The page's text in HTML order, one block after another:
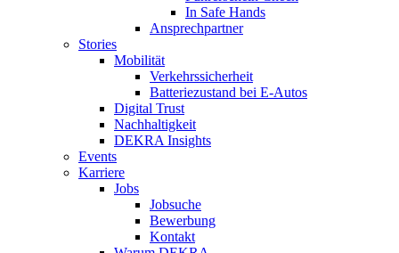
In Safe Hands
Ansprechpartner
Stories
Mobilität
Verkehrssicherheit
Batteriezustand bei E-Autos
Digital Trust
Nachhaltigkeit
DEKRA Insights
Events
Karriere
Jobs
Jobsuche
Bewerbung
Kontakt